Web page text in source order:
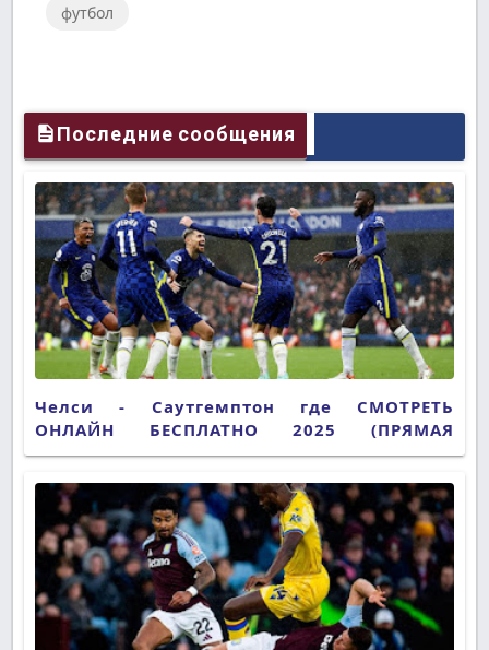
футбол
Последние сообщения
Челси - Саутгемптон где СМОТРЕТЬ
ОНЛАЙН БЕСПЛАТНО 2025 (ПРЯМАЯ
ТРАНСЛЯЦИЯ)